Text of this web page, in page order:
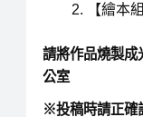
【繪本
請將作品燒製成
公室
※投稿時請正確